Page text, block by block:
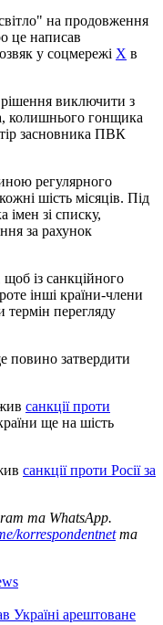
на продовження
це написав
у соцмережі Х в
виключити з
колишнього гонщика
засновника ПВК
регулярного
шість місяців. Під
імен зі списку,
за рахунок
із санкційного
інші країни-члени
перегляду
повино затвердити
санкції проти
ще на шість
санкції проти Росії за
та WhatsApp.
korrespondentnetта
Україні арештоване